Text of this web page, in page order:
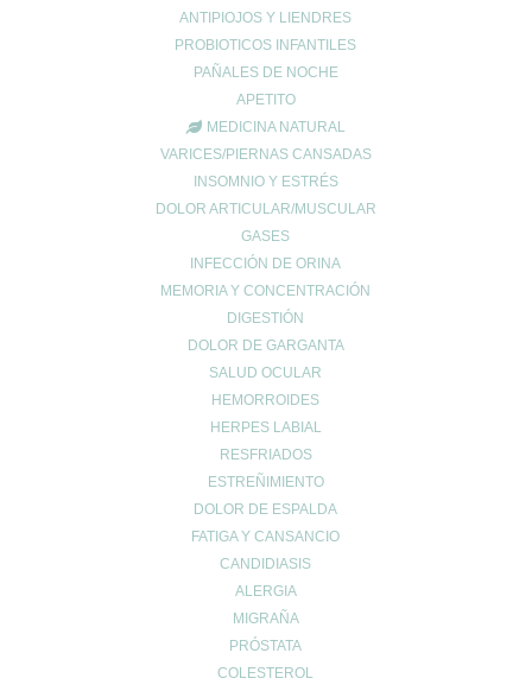
ANTIPIOJOS Y LIENDRES
PROBIOTICOS INFANTILES
PAÑALES DE NOCHE
APETITO
MEDICINA NATURAL
VARICES/PIERNAS CANSADAS
INSOMNIO Y ESTRÉS
DOLOR ARTICULAR/MUSCULAR
GASES
INFECCIÓN DE ORINA
MEMORIA Y CONCENTRACIÓN
DIGESTIÓN
DOLOR DE GARGANTA
SALUD OCULAR
HEMORROIDES
HERPES LABIAL
RESFRIADOS
ESTREÑIMIENTO
DOLOR DE ESPALDA
FATIGA Y CANSANCIO
CANDIDIASIS
ALERGIA
MIGRAÑA
PRÓSTATA
COLESTEROL
CONTACTO
info@farmaciaromerosagunto.com
HORARIO
De Lunes a Viernes
y de 16:30h a 20:30h
Sábados de 9:00h a 13:30h
MI ESPACIO
Carrito de compra